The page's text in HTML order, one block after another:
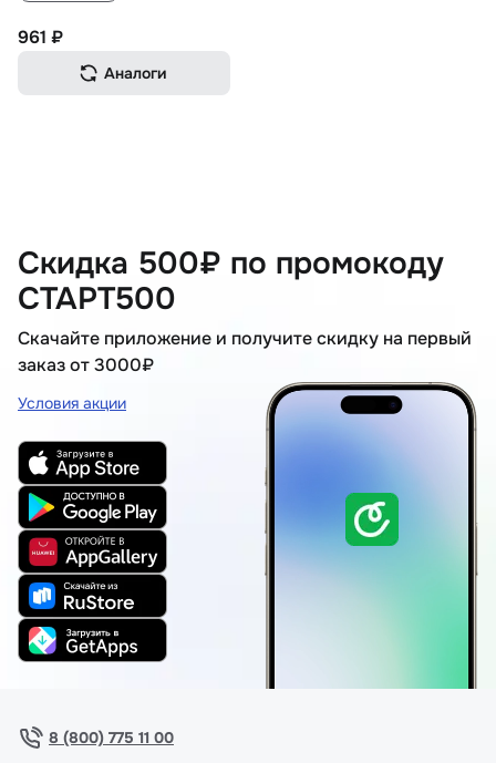
961 ₽
Аналоги
Скидка 500₽ по промокоду
СТАРТ500
Скачайте приложение и получите скидку на первый
заказ от 3000₽
Условия акции
8 (800) 775 11 00